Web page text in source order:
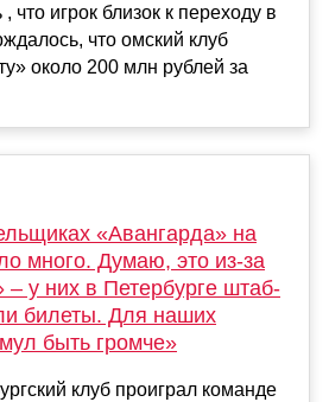
что игрок близок к переходу в
что омский клуб
около 200 млн рублей за
«Авангарда» на
много. Думаю, это из-за
у них в Петербурге штаб-
билеты. Для наших
быть громче»
клуб проиграл команде